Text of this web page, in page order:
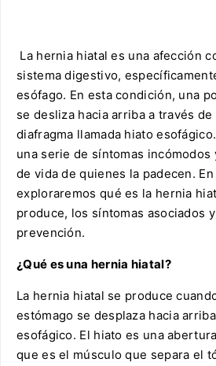
La hernia hiatal es una afección
sistema digestivo,
esófago. En esta condición, una
se desliza hacia arriba a través
diafragma llamada hiato
una serie de síntomas incómodos
de vida de quienes la padecen.
exploraremos qué es la hernia
produce, los síntomas asociados
prevención.
¿Qué es una hernia hiatal?
La hernia hiatal se produce
estómago se desplaza hacia
esofágico. El hiato es una
que es el músculo que separa el